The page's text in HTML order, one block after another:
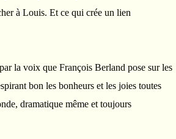
à Louis. Et ce qui crée un lien
la voix que François Berland pose sur les
bon les bonheurs et les joies toutes
dramatique même et toujours